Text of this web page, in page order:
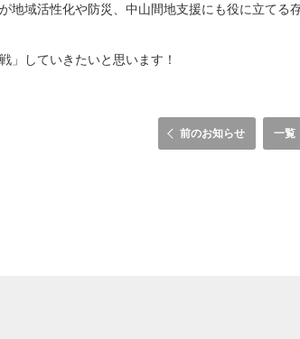
地域活性化や防災、中山間地支援にも役に立てる
」していきたいと思います！
前のお知らせ 一覧